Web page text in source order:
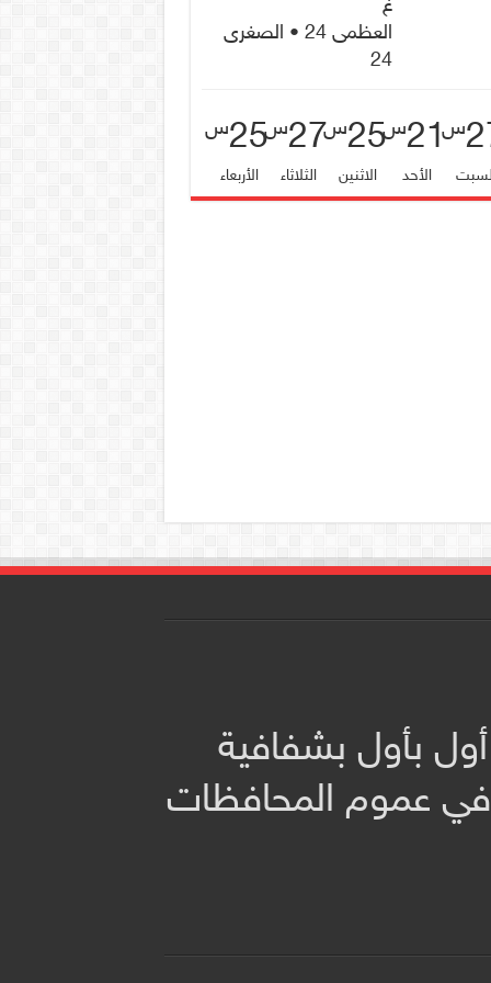
العظمى 24 • الصغرى
24
س21س
الأحد
25س
الاثنين
27س
الثلاثاء
25س
الأربعاء
بأول بشفافية
في عموم المحافظات